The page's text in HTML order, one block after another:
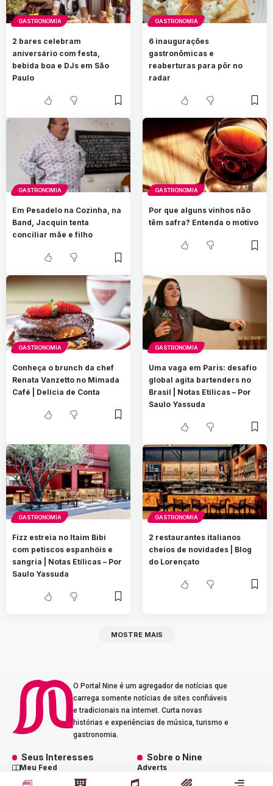
GASTRONOMIA
2 bares celebram
aniversário com festa,
bebida boa e DJs em São
Paulo
GASTRONOMIA
6 inaugurações
gastronômicas e
reaberturas para pôr no
radar
GASTRONOMIA
Em Pesadelo na Cozinha, na
Band, Jacquin tenta
conciliar mãe e filho
GASTRONOMIA
Por que alguns vinhos não
têm safra? Entenda o motivo
GASTRONOMIA
Conheça o brunch da chef
Renata Vanzetto no Mimada
Café | Delícia de Conta
GASTRONOMIA
Uma vaga em Paris: desafio
global agita bartenders no
Brasil | Notas Etílicas – Por
Saulo Yassuda
GASTRONOMIA
Fizz estreia no Itaim Bibi
com petiscos espanhóis e
sangria | Notas Etílicas – Por
Saulo Yassuda
GASTRONOMIA
2 restaurantes italianos
cheios de novidades | Blog
do Lorençato
MOSTRE MAIS
O Portal Nine é um agregador de notícias que
carrega somente notícias de sites confiáveis
e tradicionais na internet. Curta novas
histórias e experiências de música, turismo e
gastronomia.
Seus Interesses
Meu Feed
Sobre o Nine
Adverts